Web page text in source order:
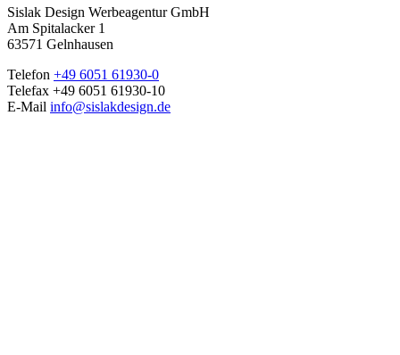
Sislak Design Werbeagentur GmbH
Am Spitalacker 1
63571 Gelnhausen
Telefon +49 6051 61930-0
Telefax +49 6051 61930-10
E-Mail info@sislakdesign.de